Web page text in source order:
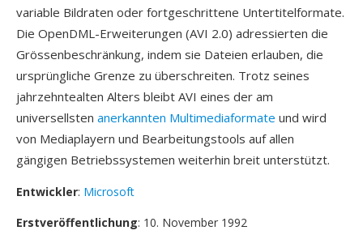
variable Bildraten oder fortgeschrittene Untertitelformate.
Die OpenDML-Erweiterungen (AVI 2.0) adressierten die
Grössenbeschränkung, indem sie Dateien erlauben, die
ursprüngliche Grenze zu überschreiten. Trotz seines
jahrzehntealten Alters bleibt AVI eines der am
universellsten anerkannten Multimediaformate und wird
von Mediaplayern und Bearbeitungstools auf allen
gängigen Betriebssystemen weiterhin breit unterstützt.
Entwickler: Microsoft
Erstveröffentlichung: 10. November 1992